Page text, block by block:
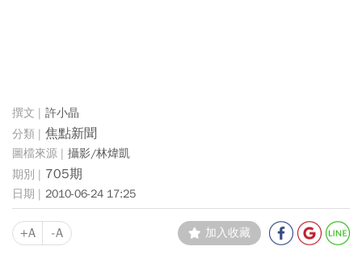
許小晶
焦點新聞
攝影/林煒凱
705期
2010-06-24 17:25
+A -A 加入收藏